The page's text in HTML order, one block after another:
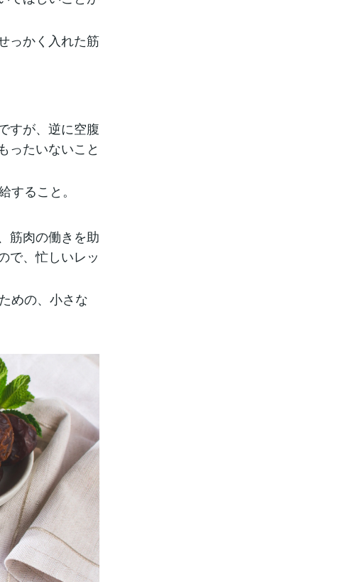
っかく入れた筋
すが、逆に空腹
ったいないこと
ること。
筋肉の働きを助
で、忙しいレッ
めの、小さな